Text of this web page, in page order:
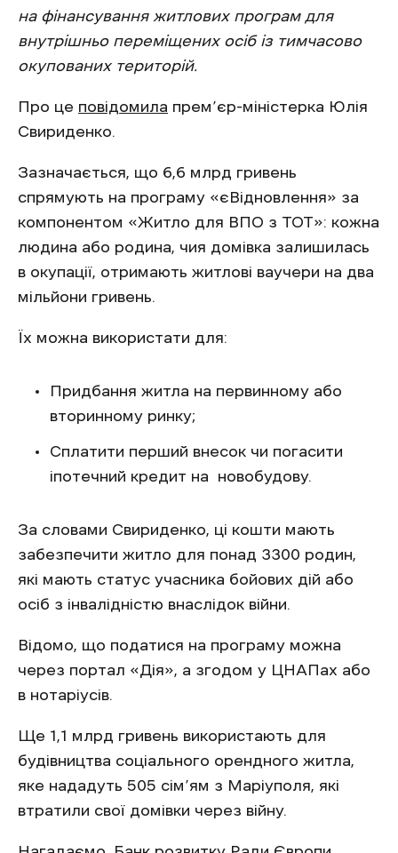
на фінансування житлових програм для
внутрішньо переміщених осіб із тимчасово
окупованих територій.
Про це повідомила прем’єр-міністерка Юлія
Свириденко.
Зазначається, що 6,6 млрд гривень
спрямують на програму «єВідновлення» за
компонентом «Житло для ВПО з ТОТ»: кожна
людина або родина, чия домівка залишилась
в окупації, отримають житлові ваучери на два
мільйони гривень.
Їх можна використати для:
Придбання житла на первинному або
вторинному ринку;
Сплатити перший внесок чи погасити
іпотечний кредит на новобудову.
За словами Свириденко, ці кошти мають
забезпечити житло для понад 3300 родин,
які мають статус учасника бойових дій або
осіб з інвалідністю внаслідок війни.
Відомо, що податися на програму можна
через портал «Дія», а згодом у ЦНАПах або
в нотаріусів.
Ще 1,1 млрд гривень використають для
будівництва соціального орендного житла,
яке нададуть 505 сім’ям з Маріуполя, які
втратили свої домівки через війну.